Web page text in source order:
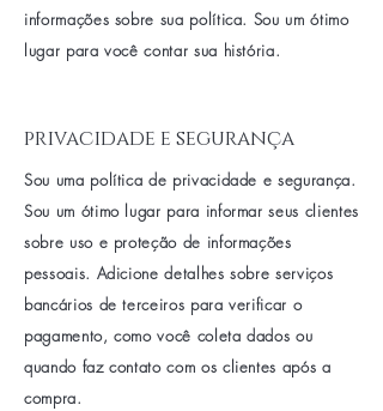
informações sobre sua política. Sou um ótimo
lugar para você contar sua história.
privacidade e segurança
Sou uma política de privacidade e segurança.
Sou um ótimo lugar para informar seus clientes
sobre uso e proteção de informações
pessoais. Adicione detalhes sobre serviços
bancários de terceiros para verificar o
pagamento, como você coleta dados ou
quando faz contato com os clientes após a
compra.